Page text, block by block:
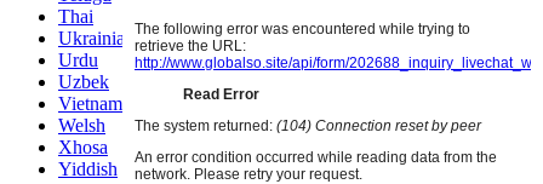
Thai
Ukrainian
Urdu
Uzbek
Vietnamese
Welsh
Xhosa
Yiddish